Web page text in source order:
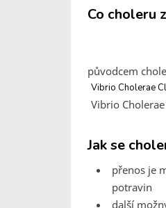
Co choleru
původcem
Vibrio Cholerae
Vibrio Cholerae
Jak se
přenos je
potravin
další